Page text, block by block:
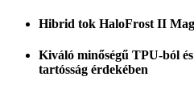
Hibrid tok HaloFrost II
Kiváló minőségű TPU-ból
tartósság érdekében